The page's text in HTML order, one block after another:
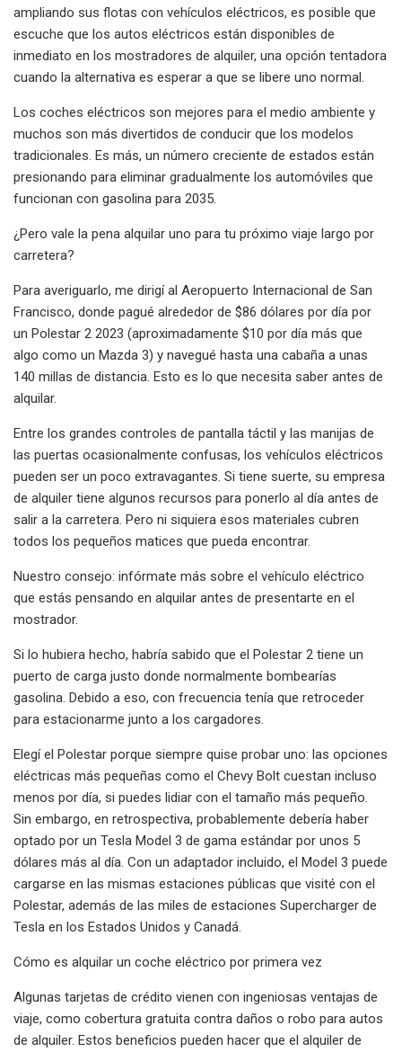
ampliando sus flotas con vehículos eléctricos, es posible que
escuche que los autos eléctricos están disponibles de
inmediato en los mostradores de alquiler, una opción tentadora
cuando la alternativa es esperar a que se libere uno normal.
Los coches eléctricos son mejores para el medio ambiente y
muchos son más divertidos de conducir que los modelos
tradicionales. Es más, un número creciente de estados están
presionando para eliminar gradualmente los automóviles que
funcionan con gasolina para 2035.
¿Pero vale la pena alquilar uno para tu próximo viaje largo por
carretera?
Para averiguarlo, me dirigí al Aeropuerto Internacional de San
Francisco, donde pagué alrededor de $86 dólares por día por
un Polestar 2 2023 (aproximadamente $10 por día más que
algo como un Mazda 3) y navegué hasta una cabaña a unas
140 millas de distancia. Esto es lo que necesita saber antes de
alquilar.
Entre los grandes controles de pantalla táctil y las manijas de
las puertas ocasionalmente confusas, los vehículos eléctricos
pueden ser un poco extravagantes. Si tiene suerte, su empresa
de alquiler tiene algunos recursos para ponerlo al día antes de
salir a la carretera. Pero ni siquiera esos materiales cubren
todos los pequeños matices que pueda encontrar.
Nuestro consejo: infórmate más sobre el vehículo eléctrico
que estás pensando en alquilar antes de presentarte en el
mostrador.
Si lo hubiera hecho, habría sabido que el Polestar 2 tiene un
puerto de carga justo donde normalmente bombearías
gasolina. Debido a eso, con frecuencia tenía que retroceder
para estacionarme junto a los cargadores.
Elegí el Polestar porque siempre quise probar uno: las opciones
eléctricas más pequeñas como el Chevy Bolt cuestan incluso
menos por día, si puedes lidiar con el tamaño más pequeño.
Sin embargo, en retrospectiva, probablemente debería haber
optado por un Tesla Model 3 de gama estándar por unos 5
dólares más al día. Con un adaptador incluido, el Model 3 puede
cargarse en las mismas estaciones públicas que visité con el
Polestar, además de las miles de estaciones Supercharger de
Tesla en los Estados Unidos y Canadá.
Cómo es alquilar un coche eléctrico por primera vez
Algunas tarjetas de crédito vienen con ingeniosas ventajas de
viaje, como cobertura gratuita contra daños o robo para autos
de alquiler. Estos beneficios pueden hacer que el alquiler de